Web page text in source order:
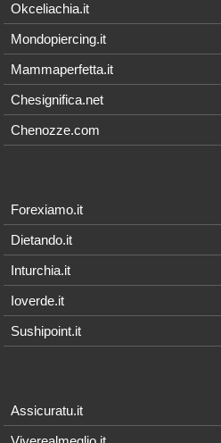
Okceliachia.it
Mondopiercing.it
Mammaperfetta.it
Chesignifica.net
Chenozze.com
Forexiamo.it
Dietando.it
Inturchia.it
Ioverde.it
Sushipoint.it
Assicuratu.it